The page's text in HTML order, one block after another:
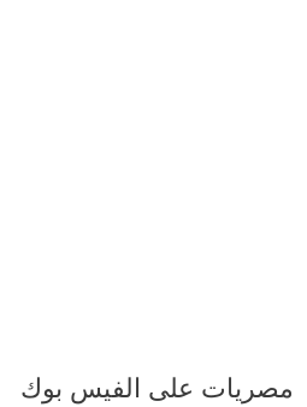
مصريات على الفيس بوك